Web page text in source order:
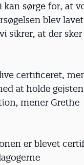
sørge for, at
blev
sikrer, at der sker
certificeret,
at holde
mener Grethe
er blevet